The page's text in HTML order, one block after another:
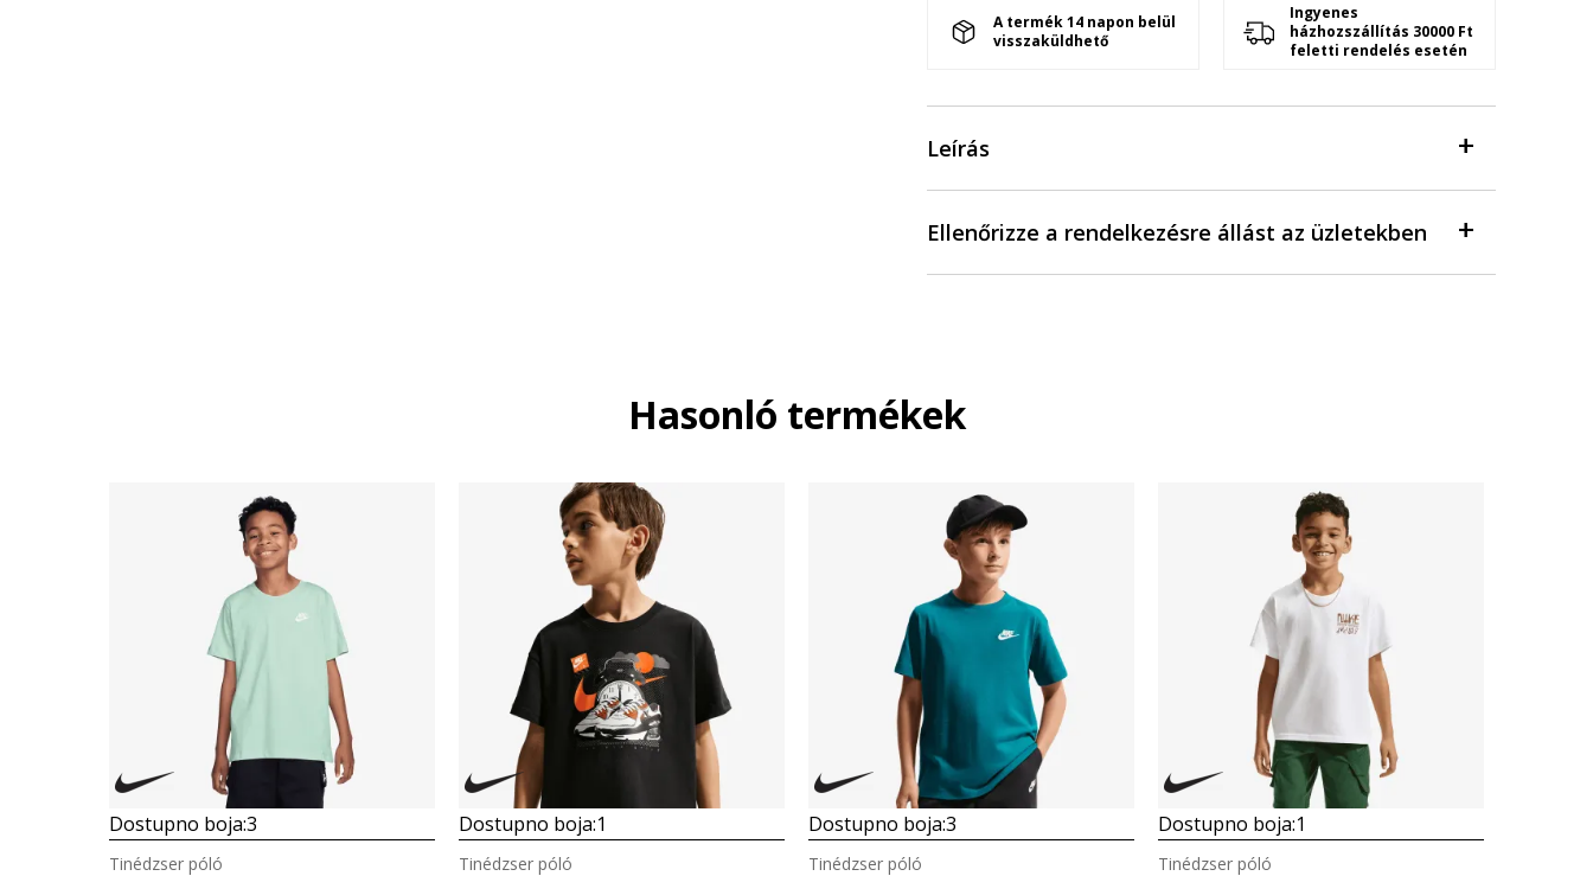
A termék 14 napon belül
visszaküldhető
Ingyenes
házhozszállítás 30000 Ft
feletti rendelés esetén
Leírás
Ellenőrizze a rendelkezésre állást az üzletekben
Hasonló termékek
Dostupno boja:3
Tinédzser póló
Dostupno boja:1
Tinédzser póló
Dostupno boja:3
Tinédzser póló
Dostupno boja:1
Tinédzser póló